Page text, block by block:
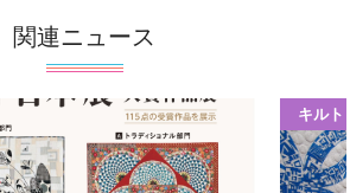
関連ニュース
キルト